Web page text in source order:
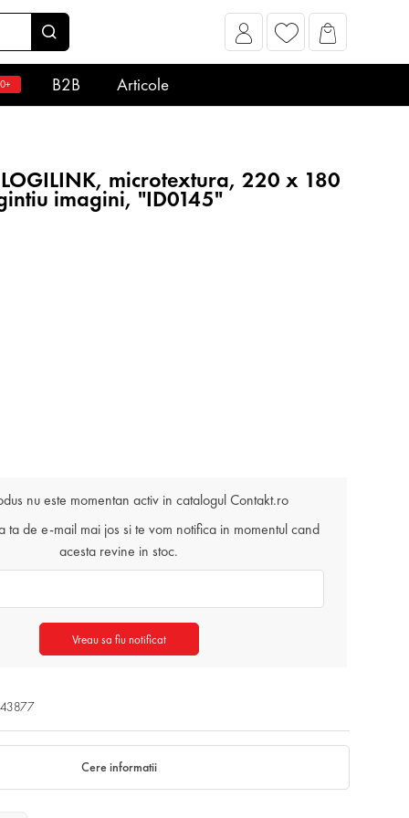
B2B Articole
microtextura, 220 x 180
imagini, "ID0145"
nu este momentan activ in catalogul Contakt.ro
ta de e-mail mai jos si te vom notifica in momentul cand
acesta revine in stoc.
Vreau sa fiu notificat
Cere informatii